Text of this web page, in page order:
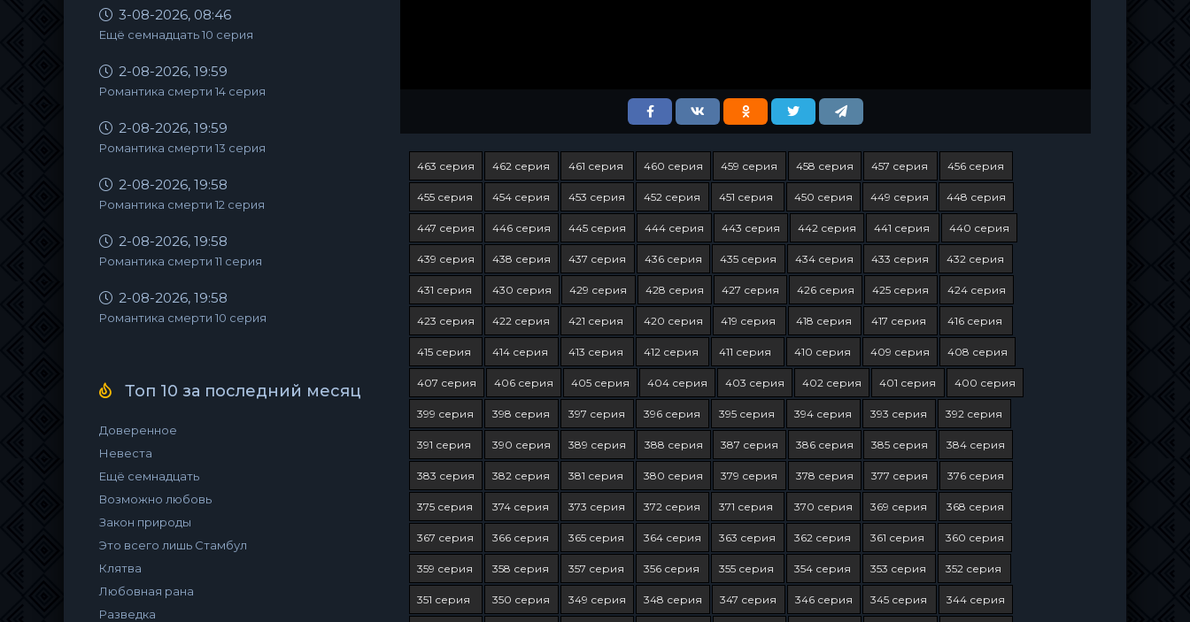
3-08-2026, 08:46
Ещё семнадцать 10 серия
2-08-2026, 19:59
Романтика смерти 14 серия
2-08-2026, 19:59
Романтика смерти 13 серия
2-08-2026, 19:58
Романтика смерти 12 серия
2-08-2026, 19:58
Романтика смерти 11 серия
2-08-2026, 19:58
Романтика смерти 10 серия
Топ 10 за последний месяц
Доверенное
Невеста
Ещё семнадцать
Возможно любовь
Закон природы
Это всего лишь Стамбул
Клятва
Любовная рана
Разведка
463 серия 462 серия 461 серия 460 серия 459 серия 458 серия 457 серия 456 серия
455 серия 454 серия 453 серия 452 серия 451 серия 450 серия 449 серия 448 серия
447 серия 446 серия 445 серия 444 серия 443 серия 442 серия 441 серия 440 серия
439 серия 438 серия 437 серия 436 серия 435 серия 434 серия 433 серия 432 серия
431 серия 430 серия 429 серия 428 серия 427 серия 426 серия 425 серия 424 серия
423 серия 422 серия 421 серия 420 серия 419 серия 418 серия 417 серия 416 серия
415 серия 414 серия 413 серия 412 серия 411 серия 410 серия 409 серия 408 серия
407 серия 406 серия 405 серия 404 серия 403 серия 402 серия 401 серия 400 серия
399 серия 398 серия 397 серия 396 серия 395 серия 394 серия 393 серия 392 серия
391 серия 390 серия 389 серия 388 серия 387 серия 386 серия 385 серия 384 серия
383 серия 382 серия 381 серия 380 серия 379 серия 378 серия 377 серия 376 серия
375 серия 374 серия 373 серия 372 серия 371 серия 370 серия 369 серия 368 серия
367 серия 366 серия 365 серия 364 серия 363 серия 362 серия 361 серия 360 серия
359 серия 358 серия 357 серия 356 серия 355 серия 354 серия 353 серия 352 серия
351 серия 350 серия 349 серия 348 серия 347 серия 346 серия 345 серия 344 серия